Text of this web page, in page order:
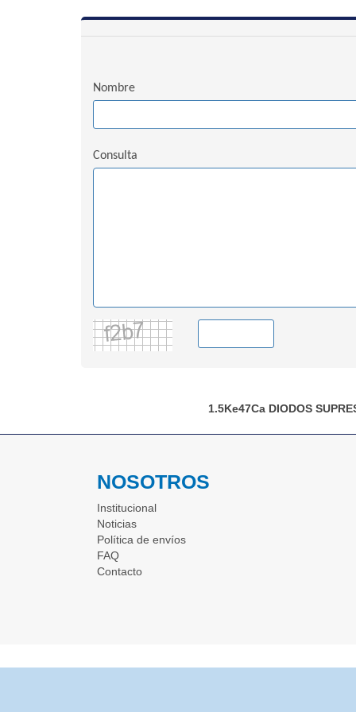
Nombre
Consulta
1.5Ke47Ca DIODOS
NOSOTROS
Institucional
Noticias
Política de envíos
FAQ
Contacto